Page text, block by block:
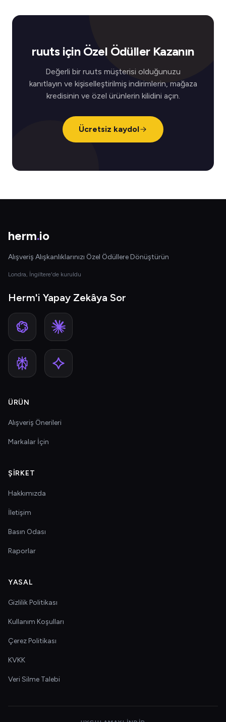
ruuts için Özel Ödüller Kazanın
Değerli bir ruuts müşterisi olduğunuzu
kanıtlayın ve kişiselleştirilmiş indirimlerin, mağaza
kredisinin ve özel ürünlerin kilidini açın.
Ücretsiz kaydol
herm.io
Alışveriş Alışkanlıklarınızı Özel Ödüllere Dönüştürün
Londra, İngiltere'de kuruldu
Herm'i Yapay Zekâya Sor
ÜRÜN
Alışveriş Önerileri
Markalar İçin
ŞIRKET
Hakkımızda
İletişim
Basın Odası
Raporlar
YASAL
Gizlilik Politikası
Kullanım Koşulları
Çerez Politikası
KVKK
Veri Silme Talebi